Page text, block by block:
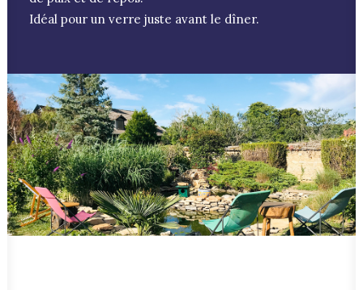
Idéal pour un verre juste avant le dîner.